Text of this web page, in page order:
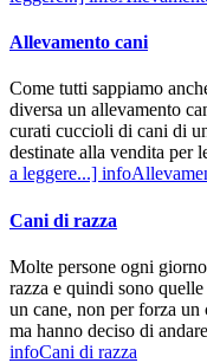
Allevamento cani
Come tutti sappiamo
diversa un allevamento
curati cuccioli di cani di
destinate alla vendita per
a leggere...]
Cani di razza
Molte persone ogni
razza e quindi sono
un cane, non per forza
ma hanno deciso di
infoCani di razza